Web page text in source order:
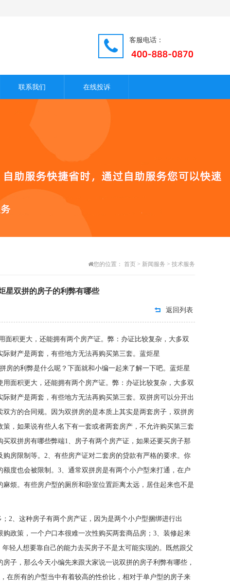
客服电话：
联系我们 在线投诉
您的位置： 首页 > 新闻服务 > 技术服务
星双拼的房子的利弊有哪些
返回列表
积更大，还能拥有两个房产证。弊：办证比较复杂，大多双
下实际财产是两套，有些地方无法再购买第三套。蓝炬星
的利弊是什么呢？下面就和小编一起来了解一下吧。蓝炬星
面积更大，还能拥有两个房产证。弊：办证比较复杂，大多双
财产是两套，有些地方无法再购买第三套。双拼房可以分开出
方的合同规。因为双拼房的是本质上其实是两套房子，双拼房
，如果说有些人名下有一套或者两套房产，不允许购买第三套
双拼房有哪些弊端1、房子有两个房产证，如果还要买房子那
房限制等。2、有些房产证对二套房的贷款有严格的要求。你
度也会被限制。3、通常双拼房是有两个小户型来打通，在户
烦。有些房户型的厕所和卧室位置距离太远，居住起来也不是
2、这种房子有两个房产证，因为是两个小户型捆绑进行出
政策，一个户口本很难一次性购买两套商品房；3、装修起来
要靠自己的能力去买房子不是太可能实现的。既然跟父
子，那么今天小编先来跟大家说一说双拼的房子利弊有哪些，
在所有的户型当中有着较高的性价比，相对于单户型的房子来